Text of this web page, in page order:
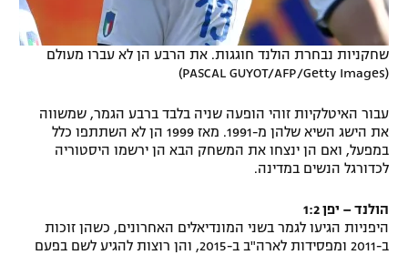
שחקניות נבחרת הולנד חוגגות. את הרבע הן לא עברו מעולם
(PASCAL GUYOT/AFP/Getty Images)
עבור האיטלקיות זוהי הופעה שניה בלבד ברבע הגמר, שמשווה
את הישג השיא שלהן מ-1991. מאז 1999 הן לא השתתפו כלל
במפעל, ואם הן ינצחו את המשחק הבא הן ירשמו היסטוריה
לכדורגל הנשים במדינה.
הולנד – יפן 1:2
היפניות הגיעו לגמר בשני המונדיאלים האחרונים, כשהן זוכות
ב-2011 ומפסידות לארה"ב ב-2015, והן רוצות להגיע לשם בפעם